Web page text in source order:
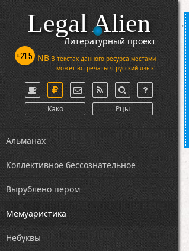
Legal Alien
Литературный проект
+21.5 NB В текстах данного ресурса местами
может встречаться русский язык!
Како Рцы
Альманах
Коллективное бессознательное
Вырублено пером
Мемуаристика
Небуквы